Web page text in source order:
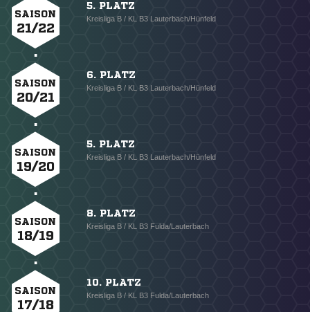
SAISON
21/22
5. PLATZ
Kreisliga B / KL B3 Lauterbach/Hünfeld
SAISON
20/21
6. PLATZ
Kreisliga B / KL B3 Lauterbach/Hünfeld
SAISON
19/20
5. PLATZ
Kreisliga B / KL B3 Lauterbach/Hünfeld
SAISON
18/19
8. PLATZ
Kreisliga B / KL B3 Fulda/Lauterbach
SAISON
17/18
10. PLATZ
Kreisliga B / KL B3 Fulda/Lauterbach